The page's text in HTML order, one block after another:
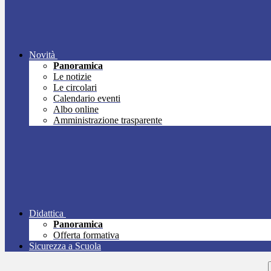
Novità
Panoramica
Le notizie
Le circolari
Calendario eventi
Albo online
Amministrazione trasparente
Didattica
Panoramica
Offerta formativa
Sicurezza a Scuola